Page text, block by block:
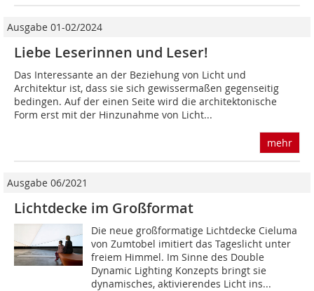
Ausgabe 01-02/2024
Liebe Leserinnen und Leser!
Das Interessante an der Beziehung von Licht und
Architektur ist, dass sie sich gewissermaßen gegenseitig
bedingen. Auf der einen Seite wird die architektonische
Form erst mit der Hinzunahme von Licht...
mehr
Ausgabe 06/2021
Lichtdecke im Großformat
Die neue großformatige Lichtdecke Cieluma
von Zumtobel imitiert das Tageslicht unter
freiem Himmel. Im Sinne des Double
Dynamic Lighting Konzepts bringt sie
dynamisches, aktivierendes Licht ins...